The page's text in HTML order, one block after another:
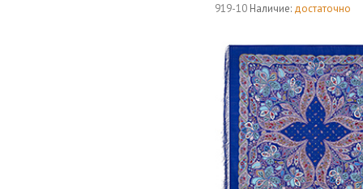
919-10 Наличие: достаточно